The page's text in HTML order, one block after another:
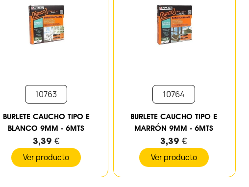
10763
BURLETE CAUCHO TIPO E
BLANCO 9MM - 6MTS
3,39 €
Ver producto
10764
BURLETE CAUCHO TIPO E
MARRÓN 9MM - 6MTS
3,39 €
Ver producto